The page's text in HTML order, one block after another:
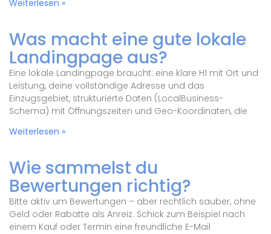
Weiterlesen »
Was macht eine gute lokale
Landingpage aus?
Eine lokale Landingpage braucht: eine klare H1 mit Ort und
Leistung, deine vollständige Adresse und das
Einzugsgebiet, strukturierte Daten (LocalBusiness-
Schema) mit Öffnungszeiten und Geo-Koordinaten, die
Weiterlesen »
Wie sammelst du
Bewertungen richtig?
Bitte aktiv um Bewertungen – aber rechtlich sauber, ohne
Geld oder Rabatte als Anreiz. Schick zum Beispiel nach
einem Kauf oder Termin eine freundliche E-Mail